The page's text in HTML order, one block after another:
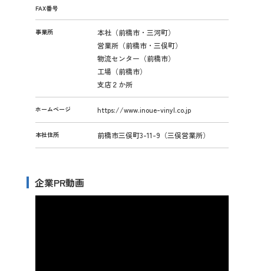
FAX番号
事業所
本社（前橋市・三河町）
営業所（前橋市・三俣町）
物流センター（前橋市）
工場（前橋市）
支店２か所
ホームページ https://www.inoue-vinyl.co.jp
本社住所 前橋市三俣町3-11-9（三俣営業所）
企業PR動画